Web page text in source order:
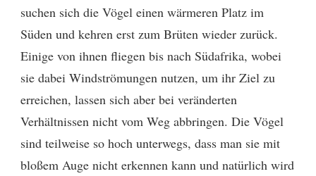
suchen sich die Vögel einen wärmeren Platz im
Süden und kehren erst zum Brüten wieder zurück.
Einige von ihnen fliegen bis nach Südafrika, wobei
sie dabei Windströmungen nutzen, um ihr Ziel zu
erreichen, lassen sich aber bei veränderten
Verhältnissen nicht vom Weg abbringen. Die Vögel
sind teilweise so hoch unterwegs, dass man sie mit
bloßem Auge nicht erkennen kann und natürlich wird